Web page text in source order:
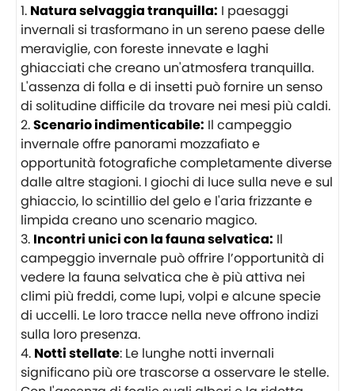
Natura selvaggia tranquilla: I paesaggi
invernali si trasformano in un sereno paese delle
meraviglie, con foreste innevate e laghi
ghiacciati che creano un'atmosfera tranquilla.
L'assenza di folla e di insetti può fornire un senso
di solitudine difficile da trovare nei mesi più caldi.
Scenario indimenticabile: Il campeggio
invernale offre panorami mozzafiato e
opportunità fotografiche completamente diverse
dalle altre stagioni. I giochi di luce sulla neve e sul
ghiaccio, lo scintillio del gelo e l'aria frizzante e
limpida creano uno scenario magico.
Incontri unici con la fauna selvatica: Il
campeggio invernale può offrire l’opportunità di
vedere la fauna selvatica che è più attiva nei
climi più freddi, come lupi, volpi e alcune specie
di uccelli. Le loro tracce nella neve offrono indizi
sulla loro presenza.
Notti stellate: Le lunghe notti invernali
significano più ore trascorse a osservare le stelle.